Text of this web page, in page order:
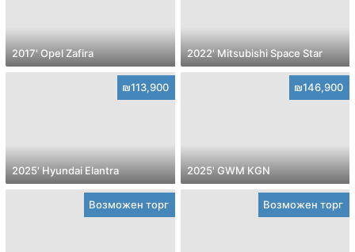
2017' Opel Zafira 2022' Mitsubishi Space Star
₪113,900
2025' Hyundai Elantra
₪146,900
2025' GWM KGN
Возможен торг Возможен торг